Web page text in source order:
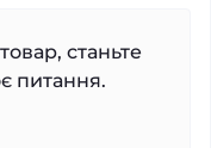
станьте
питання.